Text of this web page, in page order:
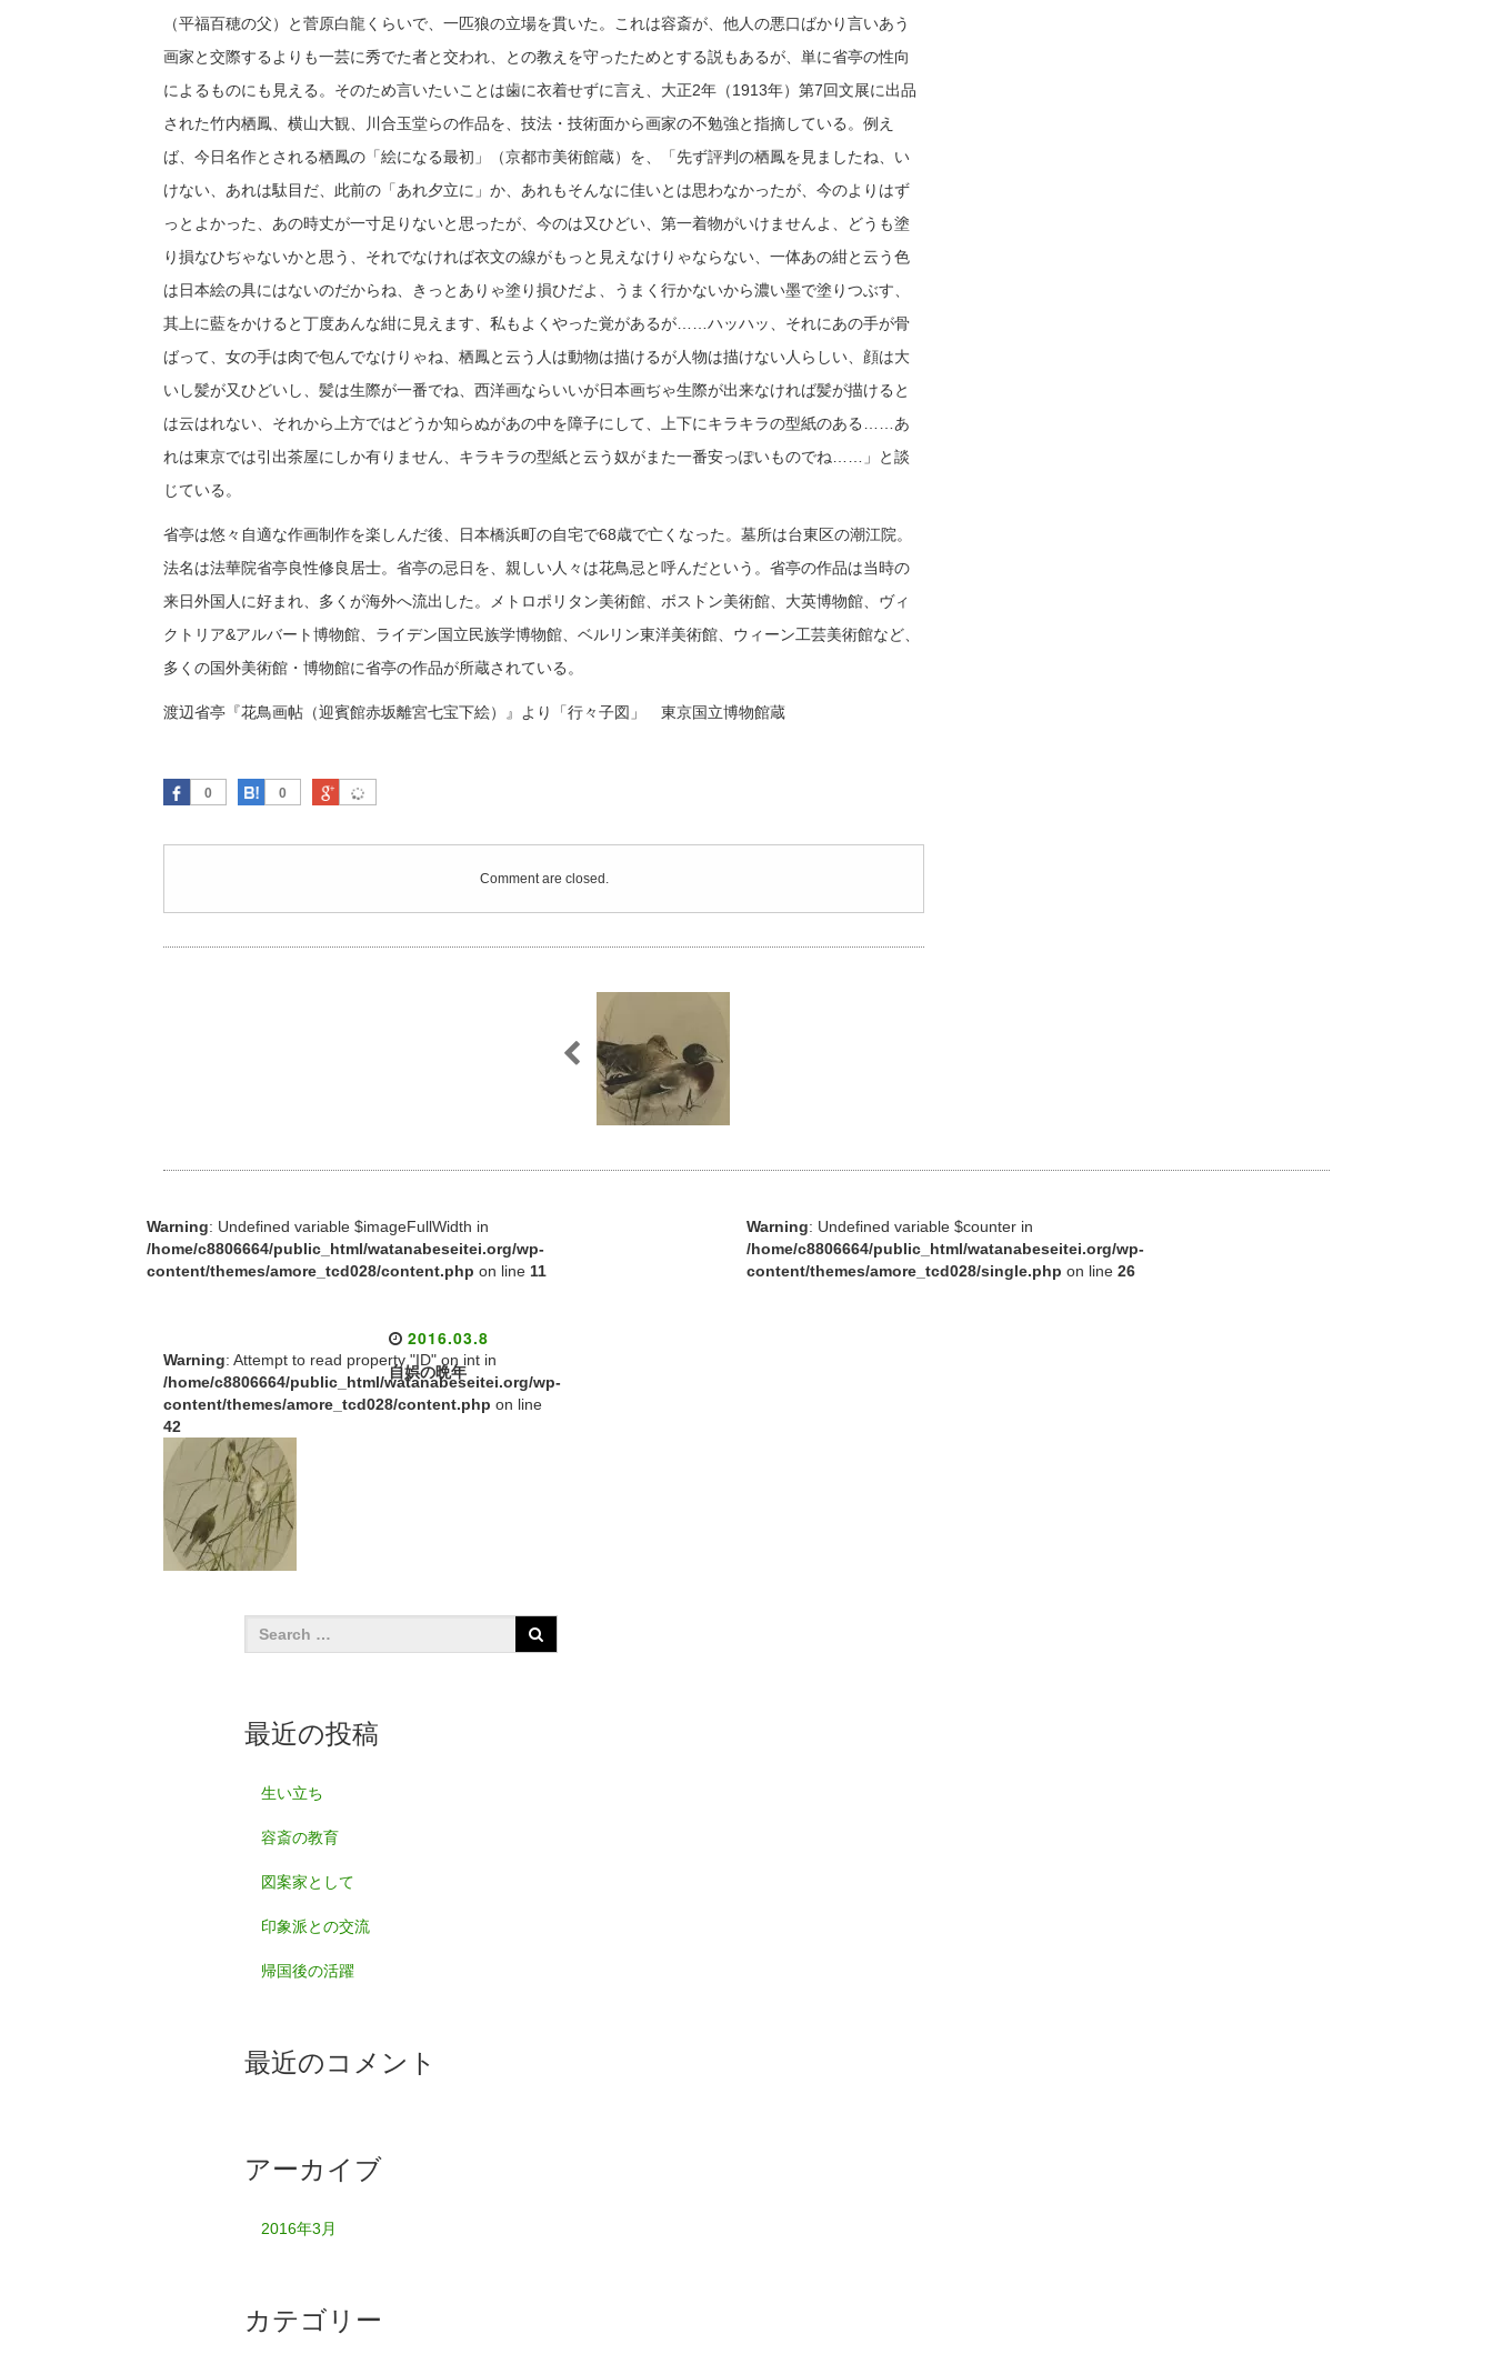
（平福百穂の父）と菅原白龍くらいで、一匹狼の立場を貫いた。これは容斎が、他人の悪口ばかり言いあう
画家と交際するよりも一芸に秀でた者と交われ、との教えを守ったためとする説もあるが、単に省亭の性向
によるものにも見える。そのため言いたいことは歯に衣着せずに言え、大正2年（1913年）第7回文展に出品
された竹内栖鳳、横山大観、川合玉堂らの作品を、技法・技術面から画家の不勉強と指摘している。例え
ば、今日名作とされる栖鳳の「絵になる最初」（京都市美術館蔵）を、「先ず評判の栖鳳を見ましたね、い
けない、あれは駄目だ、此前の「あれ夕立に」か、あれもそんなに佳いとは思わなかったが、今のよりはず
っとよかった、あの時丈が一寸足りないと思ったが、今のは又ひどい、第一着物がいけませんよ、どうも塗
り損なひぢゃないかと思う、それでなければ衣文の線がもっと見えなけりゃならない、一体あの紺と云う色
は日本絵の具にはないのだからね、きっとありゃ塗り損ひだよ、うまく行かないから濃い墨で塗りつぶす、
其上に藍をかけると丁度あんな紺に見えます、私もよくやった覚があるが……ハッハッ、それにあの手が骨
ばって、女の手は肉で包んでなけりゃね、栖鳳と云う人は動物は描けるが人物は描けない人らしい、顔は大
いし髪が又ひどいし、髪は生際が一番でね、西洋画ならいいが日本画ぢゃ生際が出来なければ髪が描けると
は云はれない、それから上方ではどうか知らぬがあの中を障子にして、上下にキラキラの型紙のある……あ
れは東京では引出茶屋にしか有りません、キラキラの型紙と云う奴がまた一番安っぽいものでね……」と談
じている。
省亭は悠々自適な作画制作を楽しんだ後、日本橋浜町の自宅で68歳で亡くなった。墓所は台東区の潮江院。
法名は法華院省亭良性修良居士。省亭の忌日を、親しい人々は花鳥忌と呼んだという。省亭の作品は当時の
来日外国人に好まれ、多くが海外へ流出した。メトロポリタン美術館、ボストン美術館、大英博物館、ヴィ
クトリア&アルバート博物館、ライデン国立民族学博物館、ベルリン東洋美術館、ウィーン工芸美術館など、
多くの国外美術館・博物館に省亭の作品が所蔵されている。
渡辺省亭『花鳥画帖（迎賓館赤坂離宮七宝下絵）』より「行々子図」 東京国立博物館蔵
0
Facebook 0
はてなブックマーク
Google Plus
Comment are closed.
Warning: Undefined variable $imageFullWidth in
/home/c8806664/public_html/watanabeseitei.org/wp-
content/themes/amore_tcd028/content.php on line 11
Warning: Attempt to read property "ID" on int in
/home/c8806664/public_html/watanabeseitei.org/wp-
content/themes/amore_tcd028/content.php on line
42
2016.03.8
自娯の晩年
Warning: Undefined variable $counter in
/home/c8806664/public_html/watanabeseitei.org/wp-
content/themes/amore_tcd028/single.php on line 26
最近の投稿
生い立ち
容斎の教育
図案家として
印象派との交流
帰国後の活躍
最近のコメント
アーカイブ
2016年3月
カテゴリー